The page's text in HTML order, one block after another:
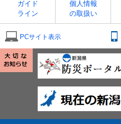
ガイド
ライン
個人情報
の取扱い
PCサイト表示